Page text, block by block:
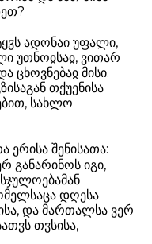
ადონაი უფალი,
უთნოჲსაჲ, ვითარ
ცხოვნებაჲ მისი.
თქუენისა
სახლო
ერისა შენისათა:
განარინოს იგი,
დღესა
და მართალსა ვერ
თჳსისა,